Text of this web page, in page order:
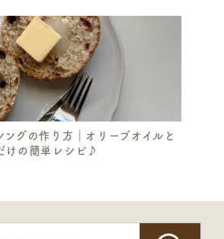
ングの作り方｜オリーブオイルと
けの簡単レシピ♪